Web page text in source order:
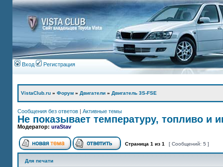
Вход Регистрация
VistaClub.ru » Форум » Двигатели » Двигатель 3S-FSE
Сообщения без ответов | Активные темы
Не показывает температуру, топливо и
Модератор: uraStav
Страница 1 из 1 [ Сообщений: 5 ]
Для печати